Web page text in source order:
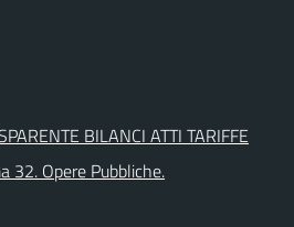
BILANCI ATTI TARIFFE
32. Opere Pubbliche.